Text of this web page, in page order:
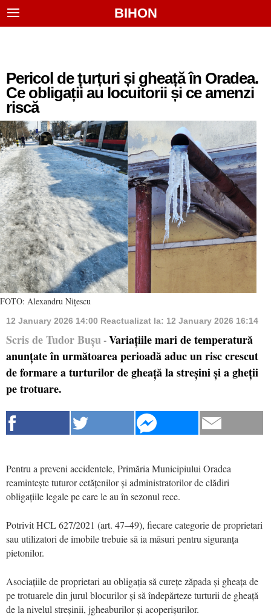
BIHON
Pericol de țurțuri și gheață în Oradea.
Ce obligații au locuitorii și ce amenzi
riscă
FOTO: Alexandru Nițescu
12 January 2026 14:00 Reactualizat la: 12 January 2026 16:14
Scris de Tudor Bușu - Variațiile mari de temperatură
anunțate în următoarea perioadă aduc un risc crescut
de formare a turturilor de gheață la streșini și a gheții
pe trotuare.
Pentru a preveni accidentele, Primăria Municipiului Oradea
reamintește tuturor cetățenilor și administratorilor de clădiri
obligațiile legale pe care le au în sezonul rece.
Potrivit HCL 627/2021 (art. 47–49), fiecare categorie de proprietari
sau utilizatori de imobile trebuie să ia măsuri pentru siguranța
pietonilor.
Asociațiile de proprietari au obligația să curețe zăpada și gheața de
pe trotuarele din jurul blocurilor și să îndepărteze turturii de gheață
de la nivelul streșinii, jgheaburilor și acoperișurilor.